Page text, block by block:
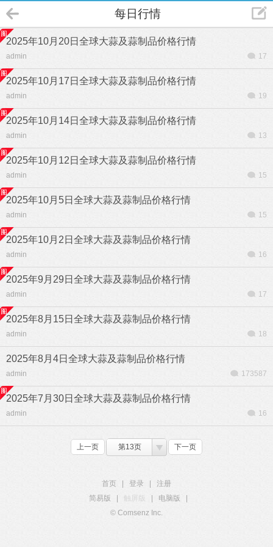
每日行情
2025年10月20日全球大蒜及蒜制品价格行情
admin 17
2025年10月17日全球大蒜及蒜制品价格行情
admin 19
2025年10月14日全球大蒜及蒜制品价格行情
admin 13
2025年10月12日全球大蒜及蒜制品价格行情
admin 15
2025年10月5日全球大蒜及蒜制品价格行情
admin 15
2025年10月2日全球大蒜及蒜制品价格行情
admin 16
2025年9月29日全球大蒜及蒜制品价格行情
admin 17
2025年8月15日全球大蒜及蒜制品价格行情
admin 18
2025年8月4日全球大蒜及蒜制品价格行情
admin 173587
2025年7月30日全球大蒜及蒜制品价格行情
admin 16
上一页 第13页 下一页
首页 登录
注册
简易版
触屏版 电脑版
© Comsenz Inc.